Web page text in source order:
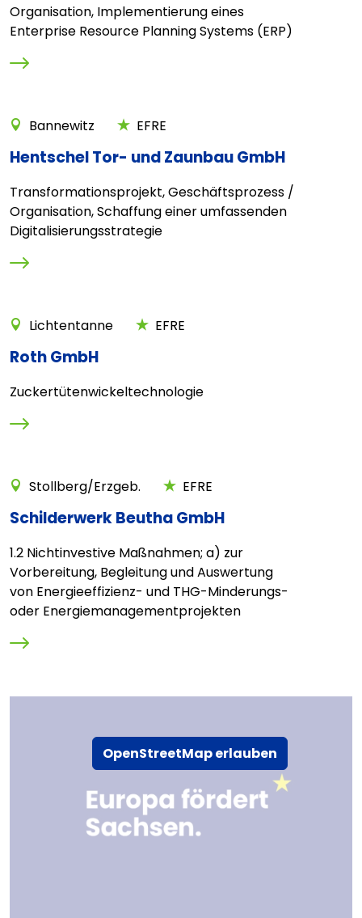
Organisation, Implementierung eines
Enterprise Resource Planning Systems (ERP)
Bannewitz EFRE
Hentschel Tor- und Zaunbau GmbH
Transformationsprojekt, Geschäftsprozess /
Organisation, Schaffung einer umfassenden
Digitalisierungsstrategie
Lichtentanne EFRE
Roth GmbH
Zuckertütenwickeltechnologie
Stollberg/Erzgeb. EFRE
Schilderwerk Beutha GmbH
1.2 Nichtinvestive Maßnahmen; a) zur
Vorbereitung, Begleitung und Auswertung
von Energieeffizienz- und THG-Minderungs-
oder Energiemanagementprojekten
OpenStreetMap erlauben